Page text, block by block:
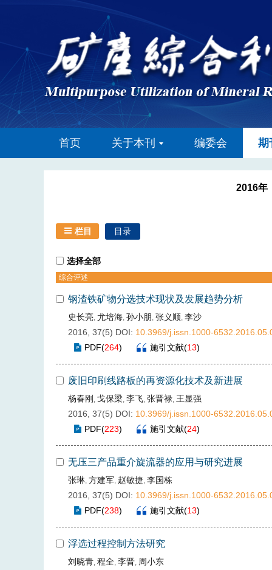
首页 关于本刊 编委会 期
2016年
栏目 目录
选择全部
综合评述
钢渣铁矿物分选技术现状及发展趋势分析
史长亮, 尤培海, 孙小朋, 张义顺, 李沙
2016, 37(5) DOI: 10.3969/j.issn.1000-
PDF(264) 施引文献(13)
废旧印刷线路板的再资源化技术及新进展
杨春刚 , 戈保梁, 李飞, 张晋禄, 王显强
2016, 37(5) DOI: 10.3969/j.issn.1000-
PDF(223) 施引文献(24)
无压三产品重介旋流器的应用与研究进展
张琳, 方建军, 赵敏捷, 李国栋
2016, 37(5) DOI: 10.3969/j.issn.1000-
PDF(238) 施引文献(13)
浮选过程控制方法研究
刘晓青, 程全, 李晋, 周小东